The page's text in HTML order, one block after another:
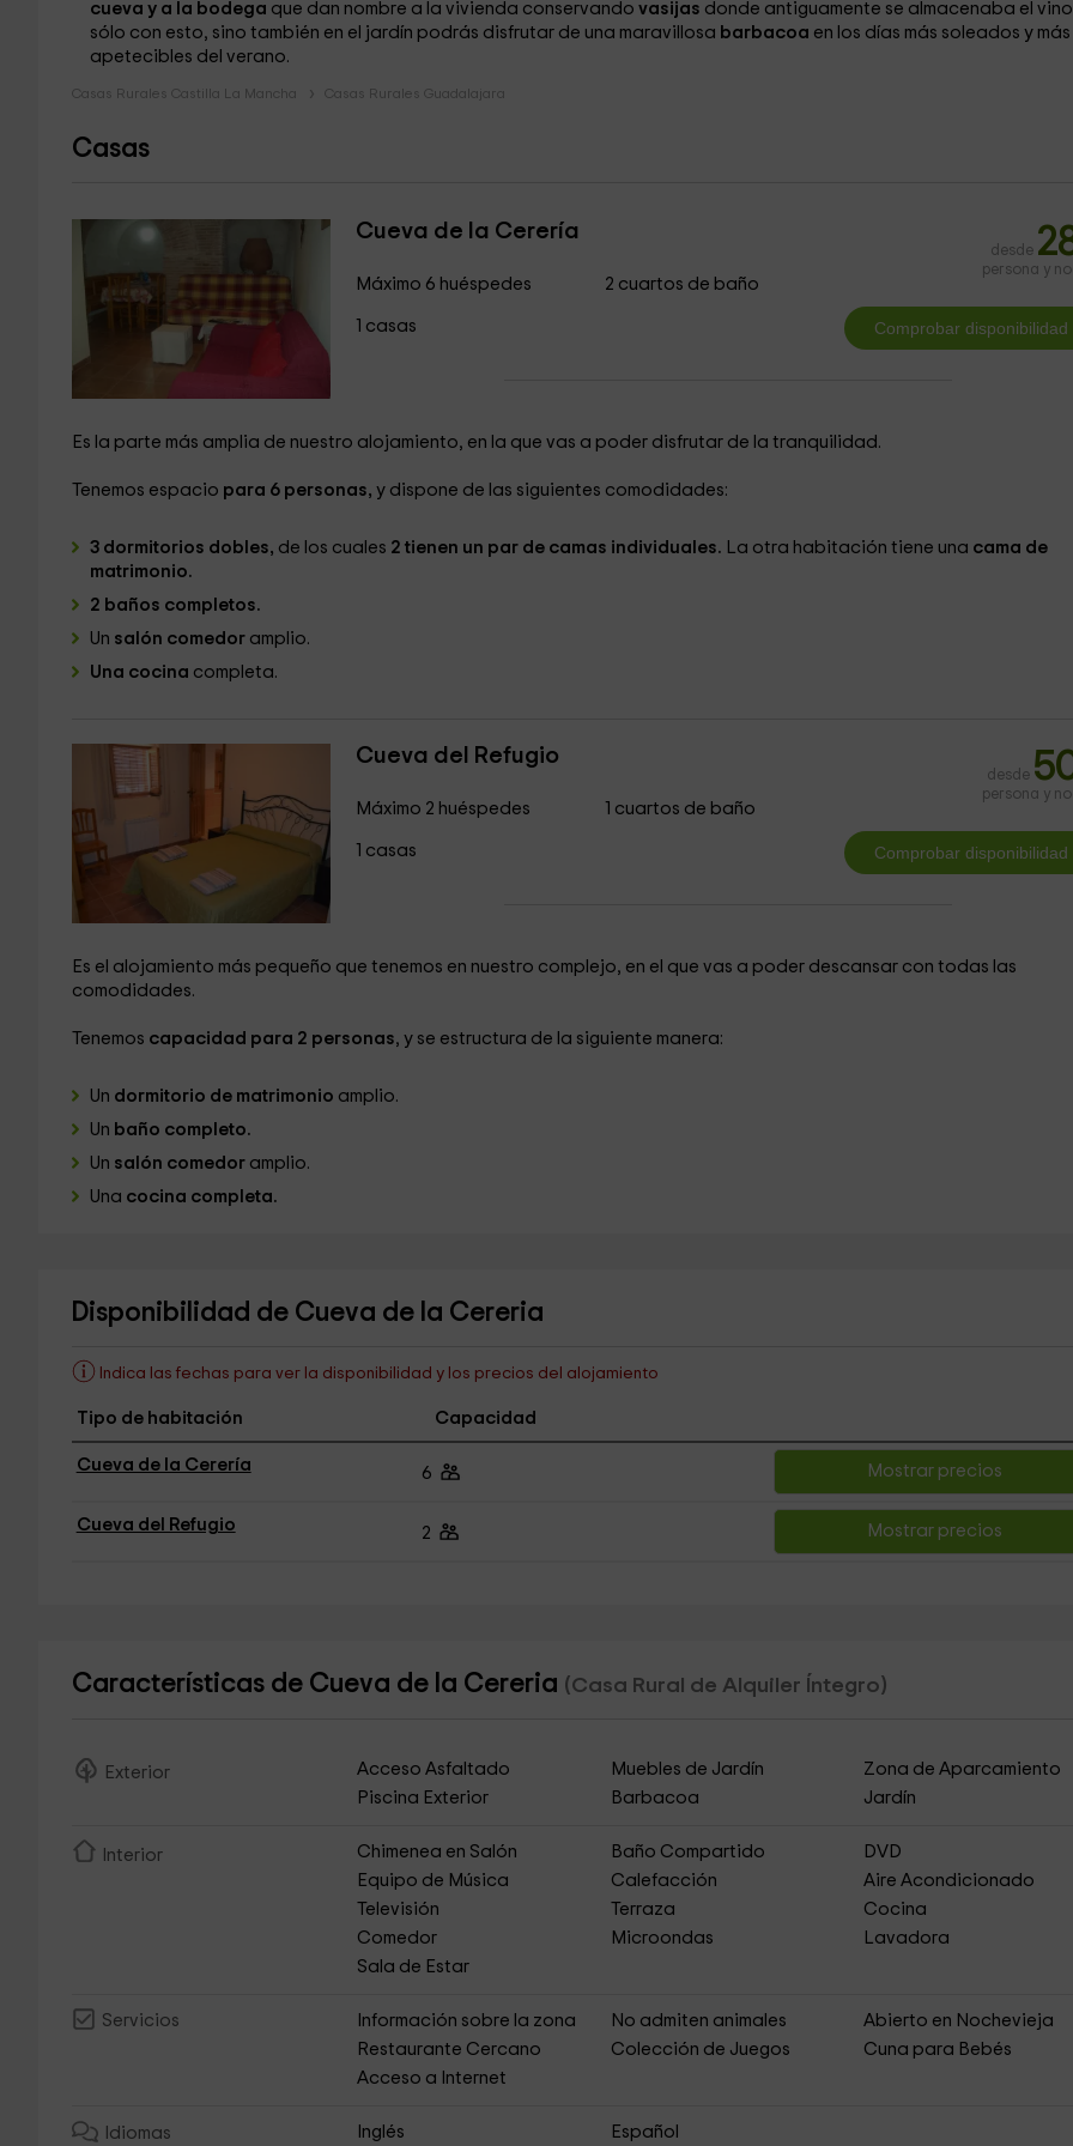
cueva y a la bodega que dan nombre a la vivienda conservando vasijas donde antiguamente se almacenaba el
sólo con esto, sino también en el jardín podrás disfrutar de una maravillosa barbacoa en los días más soleados y más
apetecibles del verano.
Casas Rurales Castilla La Mancha Casas Rurales Guadalajara
Casas
Cueva de la Cerería
Máximo 6 huéspedes
1 casas
2 cuartos de baño
desde
persona y
Es la parte más amplia de nuestro alojamiento, en la que vas a poder disfrutar de la tranquilidad.
Tenemos espacio para 6 personas, y dispone de las siguientes comodidades:
3 dormitorios dobles, de los cuales 2 tienen un par de camas individuales. La otra habitación tiene una cama de
matrimonio.
2 baños completos.
Un salón comedoramplio.
Una cocina completa.
Cueva del Refugio
Máximo 2 huéspedes
1 casas
1 cuartos de baño
desde
persona y
Es el alojamiento más pequeño que tenemos en nuestro complejo, en el que vas a poder descansar con todas las
comodidades.
Tenemos capacidad para 2 personas, y se estructura de la siguiente manera:
Un dormitorio de matrimonio amplio.
Un baño completo.
Un salón comedoramplio.
Una cocina completa.
Disponibilidad de Cueva de la Cereria
Indica las fechas para ver la disponibilidad y los precios del alojamiento
Tipo de habitación Capacidad
Cueva de la Cerería 6 Mostrar precios
Cueva del Refugio 2 Mostrar precios
Características de Cueva de la Cereria (Casa Rural de Alquiler Íntegro)
Exterior Acceso Asfaltado Muebles de Jardín
Zona de Aparcamiento
Piscina Exterior
Barbacoa Jardín
Interior Chimenea en Salón Baño Compartido
DVD
Equipo de Música
Calefacción
Aire Acondicionado
Televisión
Terraza
Cocina
Comedor
Microondas
Lavadora
Sala de Estar
Servicios Información sobre la zona No admiten animales
Abierto en Nochevieja
Restaurante Cercano
Colección de Juegos
Cuna para Bebés
Acceso a Internet
Idiomas Inglés Español